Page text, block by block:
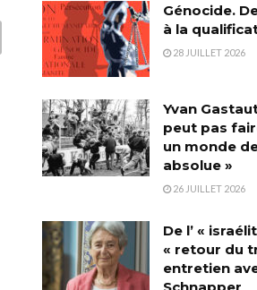
Génocide.
à la
28 JUILLET 2026
Yvan
peut pas
un monde
absolue »
26 JUILLET 2026
De l’ «
« retour du
entretien